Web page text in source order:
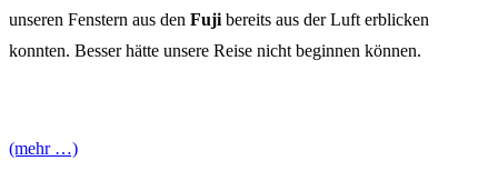
unseren Fenstern aus den Fuji bereits aus der Luft erblicken
konnten. Besser hätte unsere Reise nicht beginnen können.
(mehr …)